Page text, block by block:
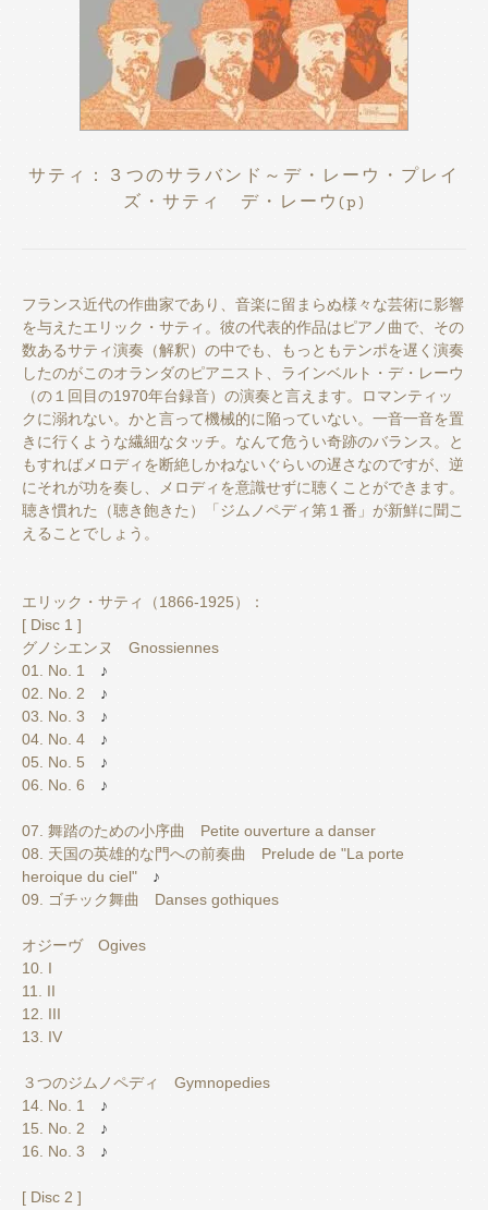
サティ：３つのサラバンド～デ・レーウ・プレイ
ズ・サティ デ・レーウ(p)
フランス近代の作曲家であり、音楽に留まらぬ様々な芸術に影響
を与えたエリック・サティ。彼の代表的作品はピアノ曲で、その
数あるサティ演奏（解釈）の中でも、もっともテンポを遅く演奏
したのがこのオランダのピアニスト、ラインベルト・デ・レーウ
（の１回目の1970年台録音）の演奏と言えます。ロマンティッ
クに溺れない。かと言って機械的に陥っていない。一音一音を置
きに行くような繊細なタッチ。なんて危うい奇跡のバランス。と
もすればメロディを断絶しかねないぐらいの遅さなのですが、逆
にそれが功を奏し、メロディを意識せずに聴くことができます。
聴き慣れた（聴き飽きた）「ジムノペディ第１番」が新鮮に聞こ
えることでしょう。
エリック・サティ（1866-1925）：
[ Disc 1 ]
グノシエンヌ Gnossiennes
01. No. 1 ♪
02. No. 2 ♪
03. No. 3 ♪
04. No. 4 ♪
05. No. 5 ♪
06. No. 6 ♪
07. 舞踏のための小序曲 Petite ouverture a danser
08. 天国の英雄的な門への前奏曲 Prelude de "La porte
heroique du ciel" ♪
09. ゴチック舞曲 Danses gothiques
オジーヴ Ogives
10. I
11. II
12. III
13. IV
３つのジムノペディ Gymnopedies
14. No. 1 ♪
15. No. 2 ♪
16. No. 3 ♪
[ Disc 2 ]